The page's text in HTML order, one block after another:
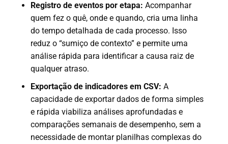
Registro de eventos por etapa: Acompanhar
quem fez o quê, onde e quando, cria uma linha
do tempo detalhada de cada processo. Isso
reduz o “sumiço de contexto” e permite uma
análise rápida para identificar a causa raiz de
qualquer atraso.
Exportação de indicadores em CSV: A
capacidade de exportar dados de forma simples
e rápida viabiliza análises aprofundadas e
comparações semanais de desempenho, sem a
necessidade de montar planilhas complexas do